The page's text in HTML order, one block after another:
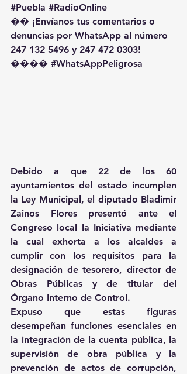
#Puebla #RadioOnline
�� ¡Envíanos tus comentarios o
denuncias por WhatsApp al número
247 132 5496 y 247 472 0303!
��️�� #WhatsAppPeligrosa
Debido a que 22 de los 60
ayuntamientos del estado incumplen
la Ley Municipal, el diputado Bladimir
Zainos Flores presentó ante el
Congreso local la Iniciativa mediante
la cual exhorta a los alcaldes a
cumplir con los requisitos para la
designación de tesorero, director de
Obras Públicas y de titular del
Órgano Interno de Control.
Expuso que estas figuras
desempeñan funciones esenciales en
la integración de la cuenta pública, la
supervisión de obra pública y la
prevención de actos de corrupción,